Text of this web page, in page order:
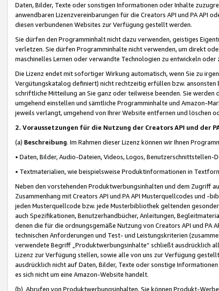
Daten, Bilder, Texte oder sonstigen Informationen oder Inhalte
anwendbaren Lizenzvereinbarungen für die Creators API und PA API
diesen verbundenen Websites zur Verfügung gestellt werden.
Sie dürfen den Programminhalt nicht dazu verwenden, geistiges
verletzen. Sie dürfen Programminhalte nicht verwenden, um direkt
maschinelles Lernen oder verwandte Technologien zu entwickeln
Die Lizenz endet mit sofortiger Wirkung automatisch, wenn Sie zu
Vergütungskatalog definiert) nicht rechtzeitig erfüllen bzw. ansonsten
schriftliche Mitteilung an Sie ganz oder teilweise beenden. Sie werden
umgehend einstellen und sämtliche Programminhalte und Amazon-
jeweils verlangt, umgehend von Ihrer Website entfernen und löschen
2. Voraussetzungen für die Nutzung der Creators API und der
(a) Beschreibung. Im Rahmen dieser Lizenz können wir Ihnen
• Daten, Bilder, Audio-Dateien, Videos, Logos, Benutzerschnittstellen-
• Textmaterialien, wie beispielsweise Produktinformationen in
Neben den vorstehenden Produktwerbungsinhalten und dem Zugriff
Zusammenhang mit Creators API und PA API Musterquellcodes und
jeden Musterquellcode bzw. jede Musterbibliothek geltenden
auch Spezifikationen, Benutzerhandbücher, Anleitungen,
denen die für die ordnungsgemäße Nutzung von Creators API und PA
technischen Anforderungen und Test- und Leistungskriterien
verwendete Begriff „Produktwerbungsinhalte“ schließt ausdrücklich
Lizenz zur Verfügung stellen, sowie alle von uns zur Verfügung
ausdrücklich nicht auf Daten, Bilder, Texte oder sonstige
es sich nicht um eine Amazon-Website handelt.
(b) Abrufen von Produktwerbungsinhalten. Sie können Produkt-